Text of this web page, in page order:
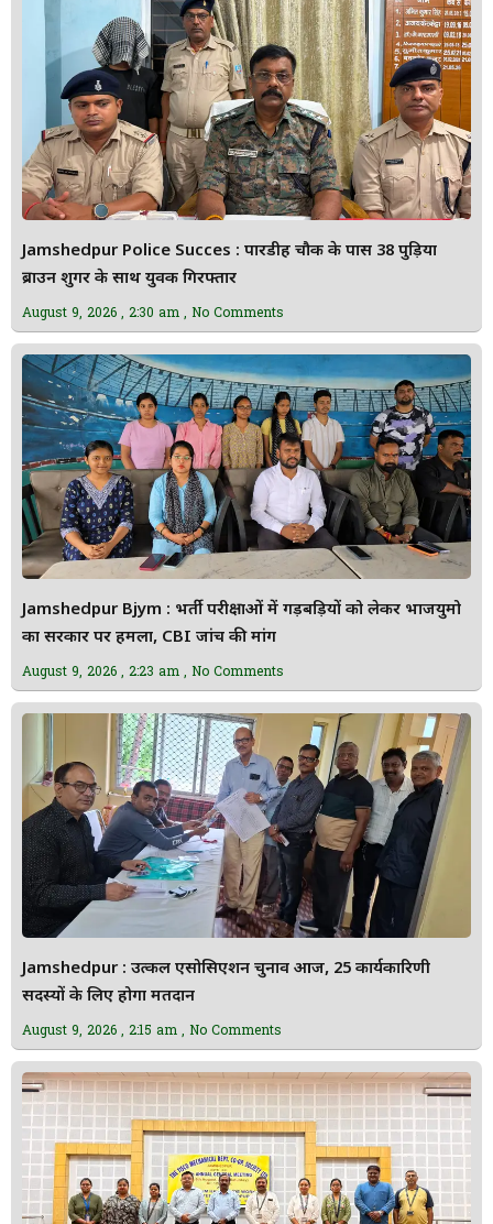
Jamshedpur Police Succes : पारडीह चौक के पास 38 पुड़िया
ब्राउन शुगर के साथ युवक गिरफ्तार
August 9, 2026 2:30 am No Comments
Jamshedpur Bjym : भर्ती परीक्षाओं में गड़बड़ियों को लेकर भाजयुमो
का सरकार पर हमला, CBI जांच की मांग
August 9, 2026 2:23 am No Comments
Jamshedpur : उत्कल एसोसिएशन चुनाव आज, 25 कार्यकारिणी
सदस्यों के लिए होगा मतदान
August 9, 2026 2:15 am No Comments